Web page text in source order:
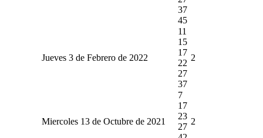
37
45
Jueves 3 de Febrero de 2022
11
15
17
22
27
37
2
Miercoles 13 de Octubre de 2021
7
17
23
27
2